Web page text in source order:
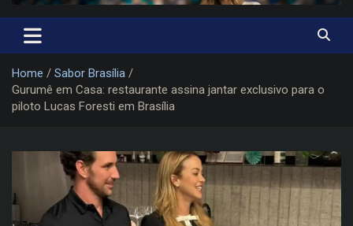
Home
Sabor Brasília
Gurumê em Casa: restaurante assina jantar exclusivo para o
piloto Lucas Foresti em Brasília